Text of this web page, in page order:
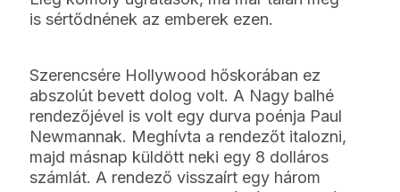
is sértődnének az emberek ezen.
Szerencsére Hollywood hőskorában ez
abszolút bevett dolog volt. A Nagy balhé
rendezőjével is volt egy durva poénja Paul
Newmannak. Meghívta a rendezőt italozni,
majd másnap küldött neki egy 8 dolláros
számlát. A rendező visszaírt egy három